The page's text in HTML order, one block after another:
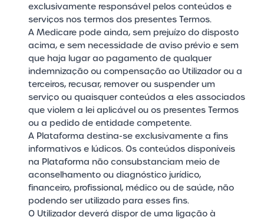
exclusivamente responsável pelos conteúdos e
serviços nos termos dos presentes Termos.
A Medicare pode ainda, sem prejuízo do disposto
acima, e sem necessidade de aviso prévio e sem
que haja lugar ao pagamento de qualquer
indemnização ou compensação ao Utilizador ou a
terceiros, recusar, remover ou suspender um
serviço ou quaisquer conteúdos a eles associados
que violem a lei aplicável ou os presentes Termos
ou a pedido de entidade competente.
A Plataforma destina-se exclusivamente a fins
informativos e lúdicos. Os conteúdos disponíveis
na Plataforma não consubstanciam meio de
aconselhamento ou diagnóstico jurídico,
financeiro, profissional, médico ou de saúde, não
podendo ser utilizado para esses fins.
O Utilizador deverá dispor de uma ligação à